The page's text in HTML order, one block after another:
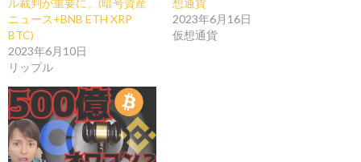
ニュース+BNB ETH XRP
BTC)
2023年6月10日
リップル
2023年6月16日
仮想通貨